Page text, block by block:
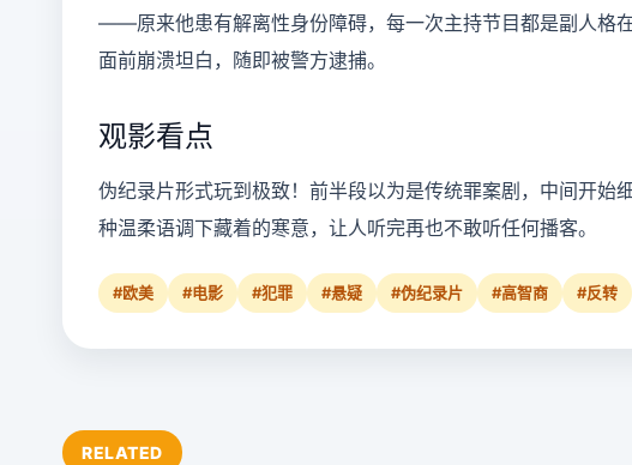
——原来他患有解离性身份障碍，每一次主持节目都是副人格
面前崩溃坦白，随即被警方逮捕。
观影看点
伪纪录片形式玩到极致！前半段以为是传统罪案剧，中间开始
种温柔语调下藏着的寒意，让人听完再也不敢听任何播客。
#欧美 #电影 #犯罪 #悬疑 #伪纪录片 #高智商 #反转
RELATED